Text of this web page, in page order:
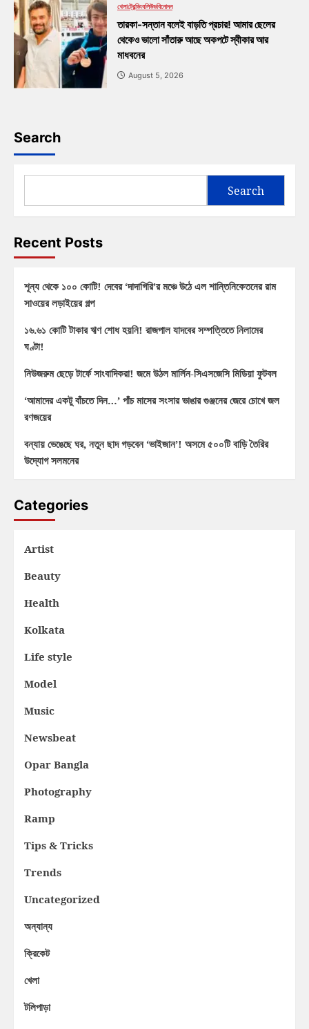
খেলাট্রেন্ডিংবলিউডবিনোদন
তারকা-সন্তান বলেই বাড়তি প্রচার! আমার ছেলের
থেকেও ভালো সাঁতারু আছে অকপটে স্বীকার আর
মাধবনের
August 5, 2026
Search
Search
Recent Posts
শূন্য থেকে ১০০ কোটি! দেবের ‘দাদাগিরি’র মঞ্চে উঠে এল শান্তিনিকেতনের রাম
সাওয়ের লড়াইয়ের গল্প
১৬.৬১ কোটি টাকার ঋণ শোধ হয়নি! রাজপাল যাদবের সম্পত্তিতে নিলামের
ঘণ্টা!
নিউজরুম ছেড়ে টার্ফে সাংবাদিকরা! জমে উঠল মার্লিন-সিএসজেসি মিডিয়া ফুটবল
‘আমাদের একটু বাঁচতে দিন…’ পাঁচ মাসের সংসার ভাঙার গুঞ্জনের জেরে চোখে জল
রণজয়ের
বন্যায় ভেঙেছে ঘর, নতুন ছাদ গড়বেন ‘ভাইজান’! অসমে ৫০০টি বাড়ি তৈরির
উদ্যোগ সলমনের
Categories
Artist
Beauty
Health
Kolkata
Life style
Model
Music
Newsbeat
Opar Bangla
Photography
Ramp
Tips & Tricks
Trends
Uncategorized
অন্যান্য
ক্রিকেট
খেলা
টলিপাড়া